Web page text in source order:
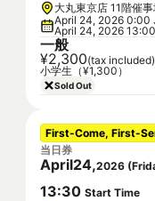
大丸東京店 11階催
April 24, 2026 0:00
April 24, 2026
一般
¥2,300(tax included)
小学生（¥1,300）
Sold Out
First-Come, First-
当日券
April24,2026 (
13:30 Start Time